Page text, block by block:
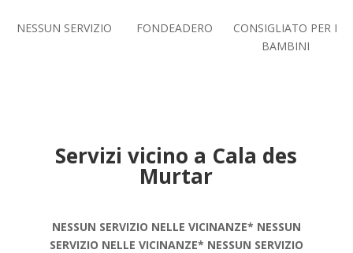
NESSUN SERVIZIO FONDEADERO
CONSIGLIATO PER I
BAMBINI
Servizi vicino a Cala des
Murtar
NESSUN SERVIZIO NELLE VICINANZE* NESSUN
SERVIZIO NELLE VICINANZE* NESSUN SERVIZIO